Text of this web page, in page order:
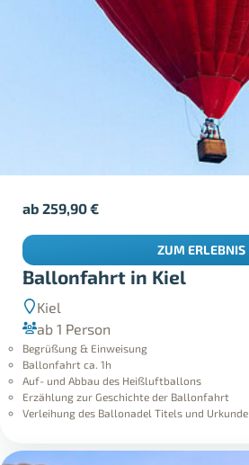
Ballonfahrt in Kiel
Kiel
ab 1 Person
Begrüßung & Einweisung
Ballonfahrt ca. 1h
Auf- und Abbau des Heißluftballons
Erzählung zur Geschichte der Ballonfahrt
Verleihung des Ballonadel Titels und Urkunde
ab259,90€
ZUM ERLEBNIS